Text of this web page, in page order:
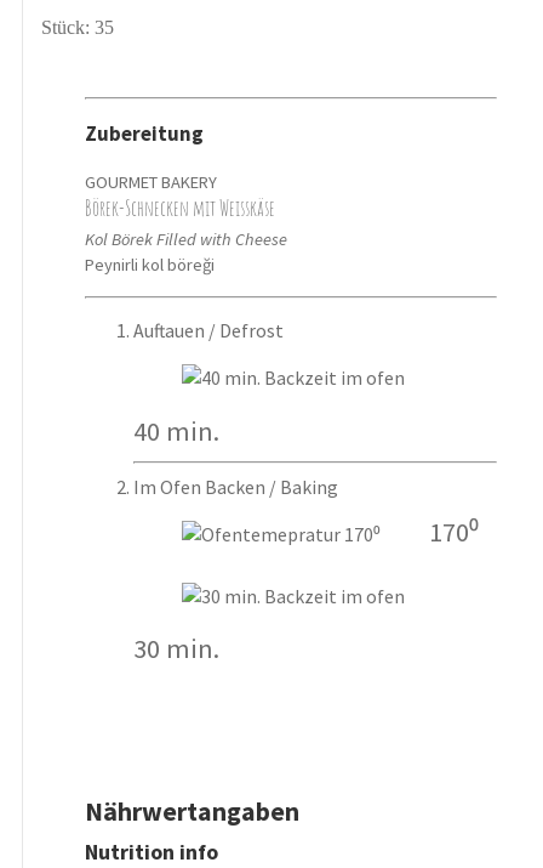
Stück: 35
Zubereitung
GOURMET BAKERY
Börek-Schnecken mit Weisskäse
Kol Börek Filled with Cheese
Peynirli kol böreği
Auftauen / Defrost
40 min.
Im Ofen Backen / Baking
170⁰
30 min.
Nährwertangaben
Nutrition info